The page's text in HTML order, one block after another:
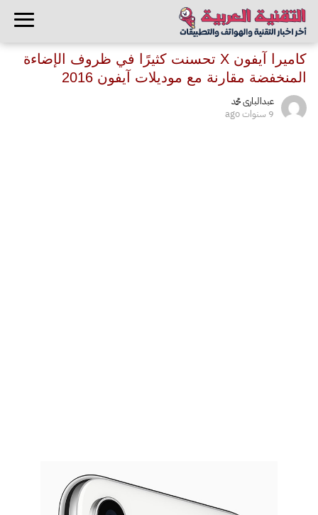
كاميرا آيفون X تحسنت كثيرًا في ظروف الإضاءة
المنخفضة مقارنة مع موديلات آيفون 2016
عبدالبارى محمد
9 سنوات ago